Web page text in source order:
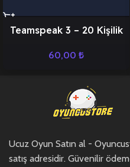
Teamspeak 3 – 20 Kişilik
60,00 ₺
Ucuz Oyun Satın al -
satış adresidir. Güvenilir